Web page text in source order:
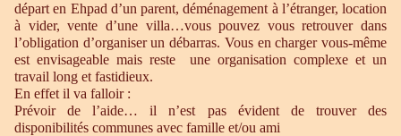
départ en Ehpad d’un parent, déménagement à l’étranger, location
à vider, vente d’une villa…vous pouvez vous retrouver dans
l’obligation d’organiser un débarras. Vous en charger vous-même
est envisageable mais reste une organisation complexe et un
travail long et fastidieux.
En effet il va falloir :
Prévoir de l’aide… il n’est pas évident de trouver des
disponibilités communes avec famille et/ou ami